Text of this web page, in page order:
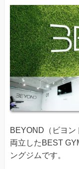
BEYOND（ビヨン
両立したBEST
ングジムです。